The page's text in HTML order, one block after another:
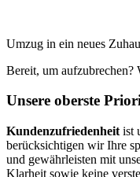
Umzug in ein neues
Bereit, um aufzubrechen?
Unsere oberste
Kundenzufriedenheit ist
berücksichtigen wir Ihre
und gewährleisten mit
Klarheit sowie keine